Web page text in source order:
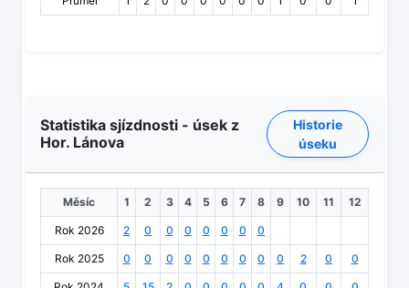
Statistika sjízdnosti - úsek z
Hor. Lánova
Historie
úseku
Měsíc 1 2 3 4 5 6 7 8 9 10 11 12
Rok 2026 2 0 0 0 0 0 0 0
Rok 2025 0 0 0 0 0 0 0 0 0 2 0 0